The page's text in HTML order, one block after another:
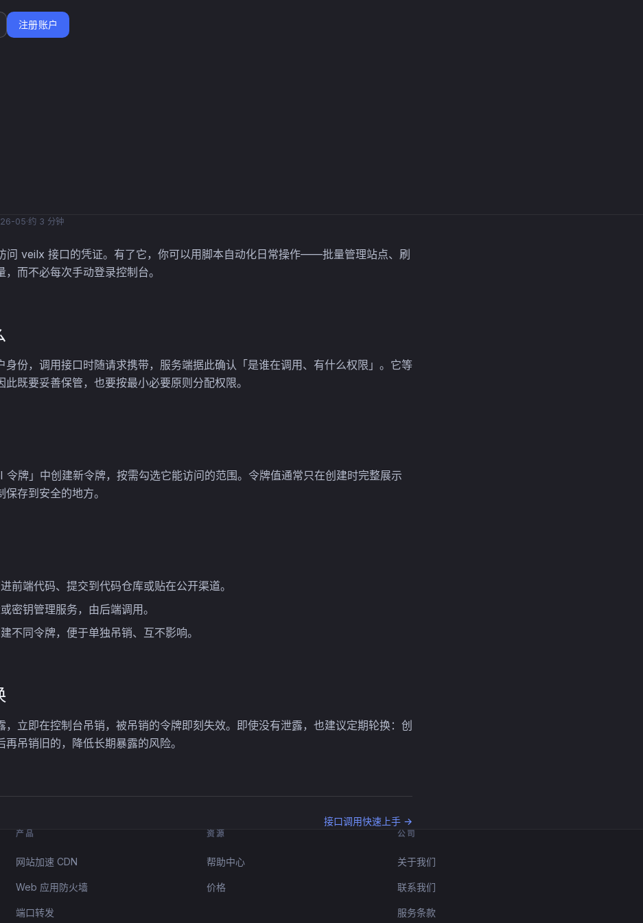
注册账户
05·约 3 分钟
问 veilx 接口的凭证。有了它，你可以用脚本自动化日常操作——批量管理站点、刷
而不必每次手动登录控制台。
身份，调用接口时随请求携带，服务端据此确认「是谁在调用、有什么权限」。它等
此既要妥善保管，也要按最小必要原则分配权限。
令牌」中创建新令牌，按需勾选它能访问的范围。令牌值通常只在创建时完整展示
存到安全的地方。
前端代码、提交到代码仓库或贴在公开渠道。
密钥管理服务，由后端调用。
不同令牌，便于单独吊销、互不影响。
，立即在控制台吊销，被吊销的令牌即刻失效。即使没有泄露，也建议定期轮换：创
再吊销旧的，降低长期暴露的风险。
接口调用快速上手 →
产品
网站加速 CDN
Web 应用防火墙
端口转发
资源
帮助中心
价格
公司
关于我们
联系我们
服务条款